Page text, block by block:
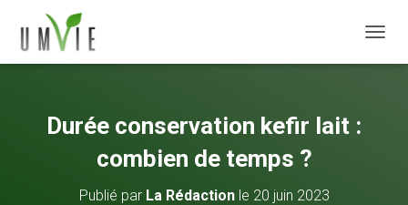
Durée conservation kefir lait :
combien de temps ?
Publié par La Rédactionle 20 juin 2023